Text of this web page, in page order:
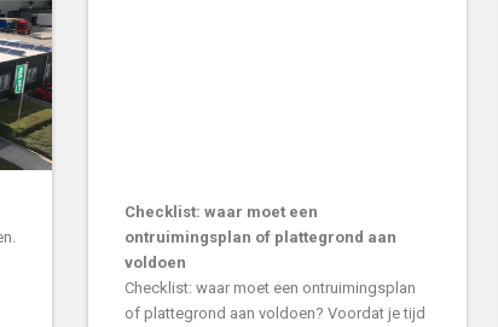
Checklist: waar moet een
ontruimingsplan of plattegrond aan
voldoen
Checklist: waar moet een ontruimingsplan
of plattegrond aan voldoen? Voordat je tijd